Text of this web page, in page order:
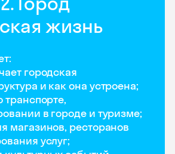
жизнь
городская
и как она устроена;
транспорте,
в городе и туризме;
магазинов, ресторанов
услуг;